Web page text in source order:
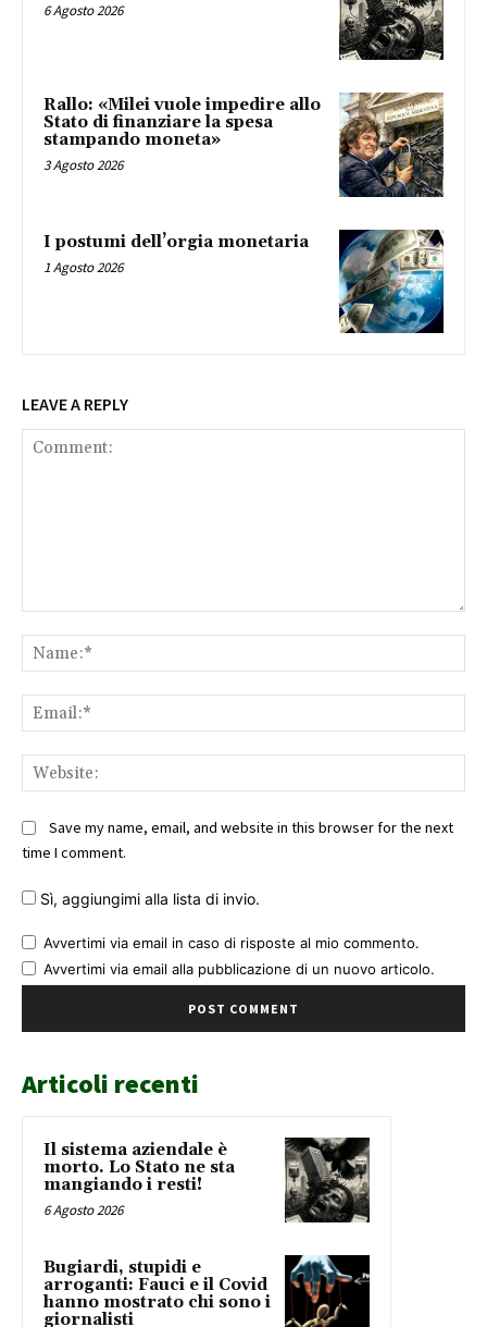
6 Agosto 2026
Rallo: «Milei vuole impedire allo
Stato di finanziare la spesa
stampando moneta»
3 Agosto 2026
I postumi dell’orgia monetaria
1 Agosto 2026
LEAVE A REPLY
Save my name, email, and website in this browser for the next
time I comment.
Sì, aggiungimi alla lista di invio.
Avvertimi via email in caso di risposte al mio commento.
Avvertimi via email alla pubblicazione di un nuovo articolo.
Articoli recenti
Il sistema aziendale è
morto. Lo Stato ne sta
mangiando i resti!
6 Agosto 2026
Bugiardi, stupidi e
arroganti: Fauci e il Covid
hanno mostrato chi sono i
giornalisti